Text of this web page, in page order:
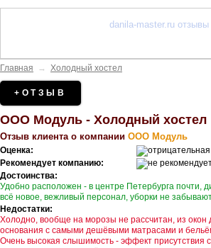
danila-master.ru отзывы
Главная → Холодный хостел
+ОТЗЫВ
ООО Модуль - Холодный хостел
Отзыв клиента о компании ООО Модуль
Оценка:
Рекомендует компанию:
Достоинства:
Удобно расположен - в центре Петербурга почти,
всё новое, вежливый персонал, уборки не
Недостатки:
Холодно, вообще на морозы не рассчитан, из окон
основания с самыми дешёвыми матрасами и
Очень высокая слышимость - эффект присутствия